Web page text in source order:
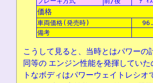
価格
車両価格(発売時)
備考
こうして見ると、当時とはパワー
同等の エンジン性能を発揮してい
トなボディはパワーウェイトレシ